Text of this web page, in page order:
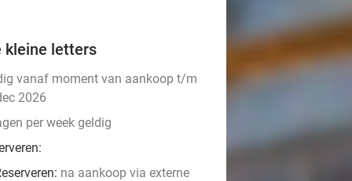
kleine letters
vanaf moment van aankoop t/m
2026
per week geldig
na aankoop via externe